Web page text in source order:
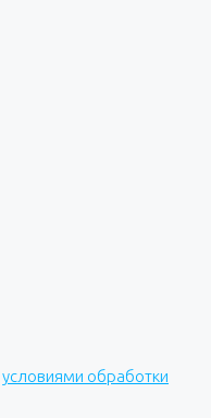
условиями обработки